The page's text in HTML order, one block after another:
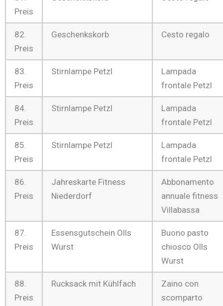
Preis
82.
Preis
Geschenkskorb Cesto regalo
83.
Preis
Stirnlampe Petzl
Lampada
frontale Petzl
84.
Preis
Stirnlampe Petzl
Lampada
frontale Petzl
85.
Preis
Stirnlampe Petzl
Lampada
frontale Petzl
86.
Preis
Jahreskarte Fitness
Niederdorf
Abbonamento
annuale fitness
Villabassa
87.
Preis
Essensgutschein Olls
Wurst
Buono pasto
chiosco Olls
Wurst
88.
Preis
Rucksack mit Kühlfach
Zaino con
scomparto